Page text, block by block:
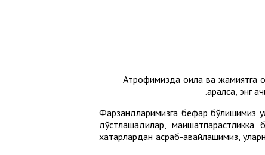
Атрофимизда оила ва жамиятга
қаралса, энг
Фарзандларимизга бефарқ бўлишимиз
дўстлашадилар,
хатарлардан асраб-авайлашимиз,